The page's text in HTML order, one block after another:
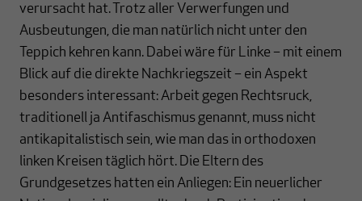
verursacht hat. Trotz aller Verwerfungen und
Ausbeutungen, die man natürlich nicht unter den
Teppich kehren kann. Dabei wäre für Linke – mit einem
Blick auf die direkte Nachkriegszeit – ein Aspekt
besonders interessant: Arbeit gegen Rechtsruck,
traditionell ja Antifaschismus genannt, muss nicht
antikapitalistisch sein, wie man das in orthodoxen
linken Kreisen täglich hört. Die Eltern des
Grundgesetzes hatten ein Anliegen: Ein neuerlicher